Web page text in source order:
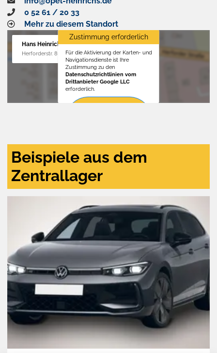
0 52 61 / 20 33
Mehr zu diesem Standort
Hans Heinrichs GmbH
Herforderstr. 81, 32657 Lemgo
Zustimmung erforderlich
Für die Aktivierung der Karten- und
Navigationsdienste ist Ihre
Zustimmung zu den
Datenschutzrichtlinien vom
Drittanbieter Google LLC
erforderlich.
Beispiele aus dem
Zentrallager